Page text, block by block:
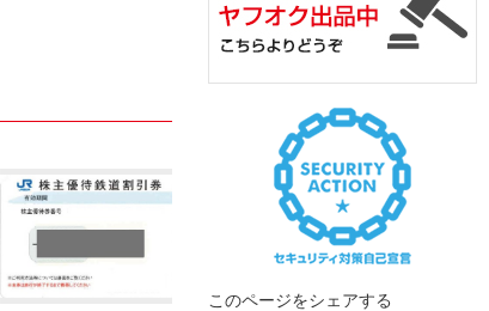
このページをシェアする